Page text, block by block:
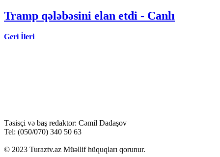
Tramp qələbəsini elan etdi - Canlı
Geri İleri
Təsisçi və baş redaktor: Cəmil Dadaşov
Tel: (050/070) 340 50 63
© 2023 Turaztv.az Müəllif hüquqları qorunur.